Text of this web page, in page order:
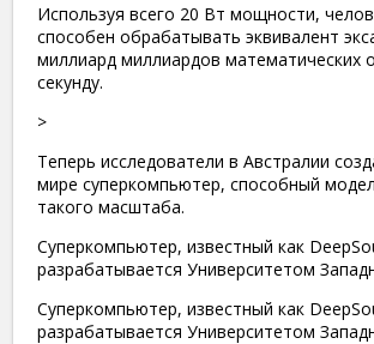
Используя всего 20 Вт мощности,
способен обрабатывать эквивалент
миллиард миллиардов математических
секунду.
>
Теперь исследователи в Австралии
мире суперкомпьютер, способный
такого масштаба.
Суперкомпьютер, известный как
разрабатывается Университетом
Суперкомпьютер, известный как
разрабатывается Университетом